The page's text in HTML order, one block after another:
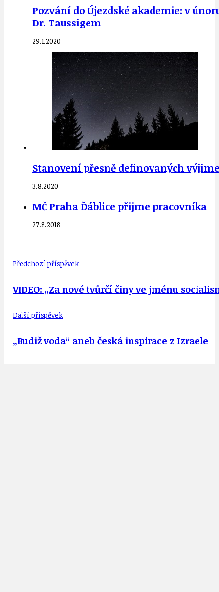
Pozvání do Újezdské akademie: v
Dr. Taussigem
29.1.2020
Stanovení přesně definovaných
3.8.2020
MČ Praha Ďáblice přijme pracovníka
27.8.2018
Předchozí příspěvek
VIDEO: „Za nové tvůrčí činy ve jménu
Další příspěvek
„Budiž voda“ aneb česká inspirace z Izraele